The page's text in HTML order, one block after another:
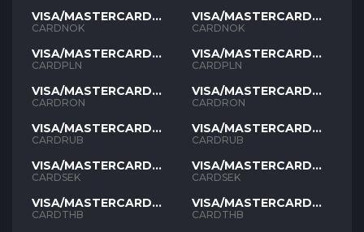
VISA/MASTERCARD
NOK
CARDNOK
VISA/MASTERCARD
PLN
CARDPLN
VISA/MASTERCARD
RON
CARDRON
VISA/MASTERCARD
RUB
CARDRUB
VISA/MASTERCARD
SEK
CARDSEK
VISA/MASTERCARD
THB
CARDTHB
VISA/MASTERCARD
NOK
CARDNOK
VISA/MASTERCARD
PLN
CARDPLN
VISA/MASTERCARD
RON
CARDRON
VISA/MASTERCARD
RUB
CARDRUB
VISA/MASTERCARD
SEK
CARDSEK
VISA/MASTERCARD
THB
CARDTHB